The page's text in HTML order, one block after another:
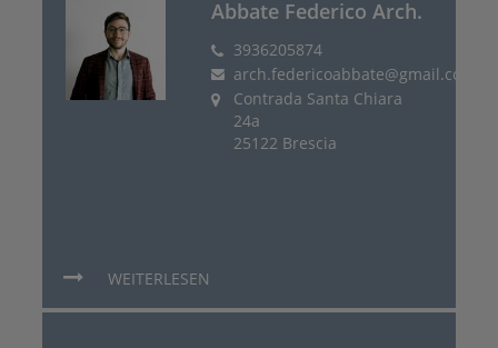
Abbate Federico Arch.
3936205874
arch.federicoabbate@gmail.com
Contrada Santa Chiara
24a
25122 Brescia
WEITERLESEN